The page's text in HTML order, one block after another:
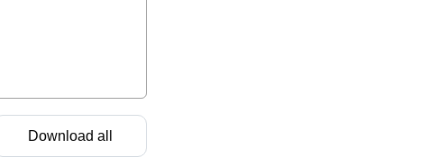
Download all